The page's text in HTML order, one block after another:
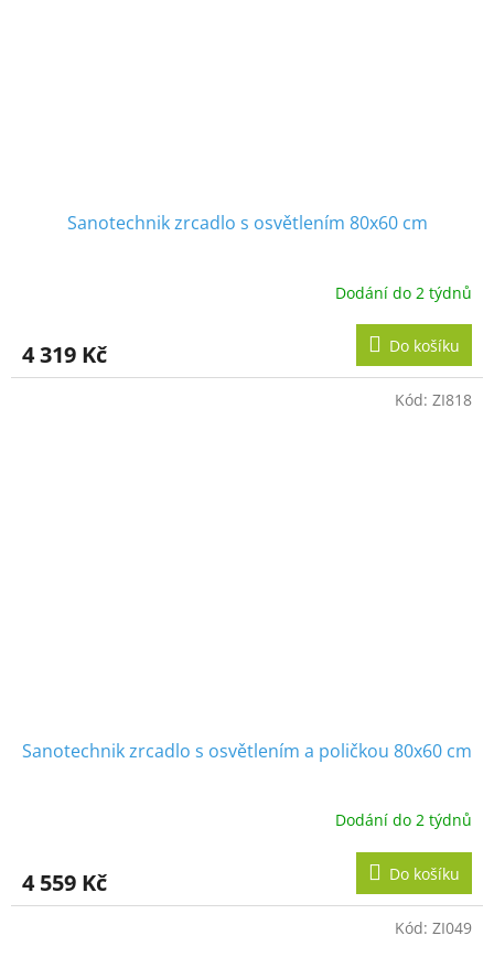
Sanotechnik zrcadlo s osvětlením 80x60 cm
Dodání do 2 týdnů
4 319 Kč Do košíku
Sanotechnik zrcadlo s osvětlením a poličkou 80x60 cm
Dodání do 2 týdnů
4 559 Kč Do košíku
Kód: ZI818
Kód: ZI049